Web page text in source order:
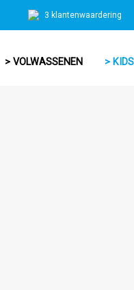
3 klantenwaardering
> VOLWASSENEN > KIDS